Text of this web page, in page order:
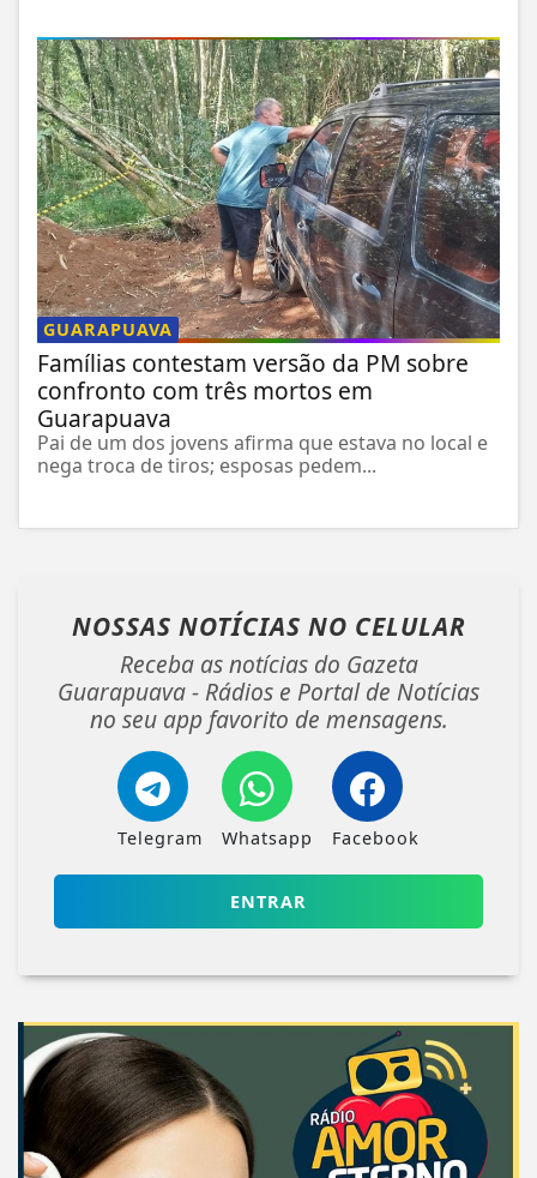
GUARAPUAVA
Famílias contestam versão da PM sobre
confronto com três mortos em
Guarapuava
Pai de um dos jovens afirma que estava no local e
nega troca de tiros; esposas pedem...
NOSSAS NOTÍCIAS NO CELULAR
Receba as notícias do Gazeta
Guarapuava - Rádios e Portal de Notícias
no seu app favorito de mensagens.
Telegram Whatsapp Facebook
ENTRAR